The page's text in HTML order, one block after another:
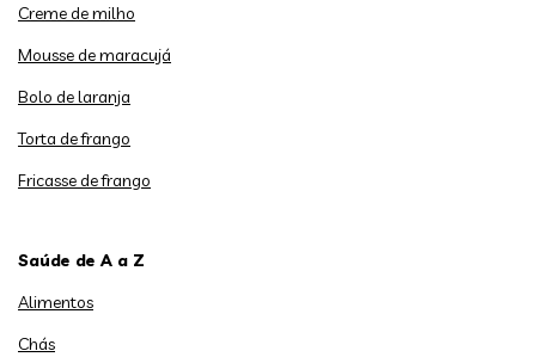
Creme de milho
Mousse de maracujá
Bolo de laranja
Torta de frango
Fricasse de frango
Saúde de A a Z
Alimentos
Chás